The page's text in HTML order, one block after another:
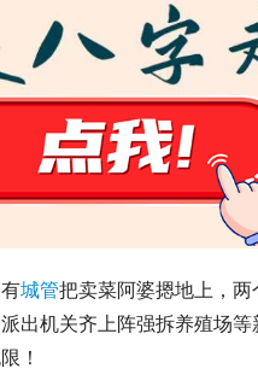
城管把卖菜阿婆摁地上，
出机关齐上阵强拆养殖场
！